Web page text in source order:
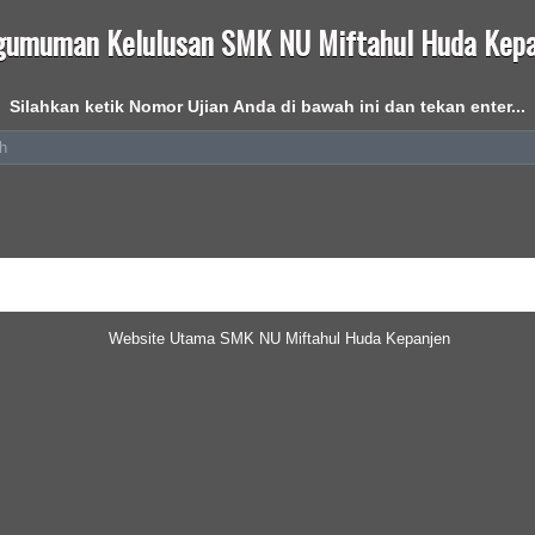
Kelulusan SMK NU Miftahul Huda
Silahkan ketik Nomor Ujian Anda di bawah ini dan tekan enter...
Website Utama SMK NU Miftahul Huda Kepanjen